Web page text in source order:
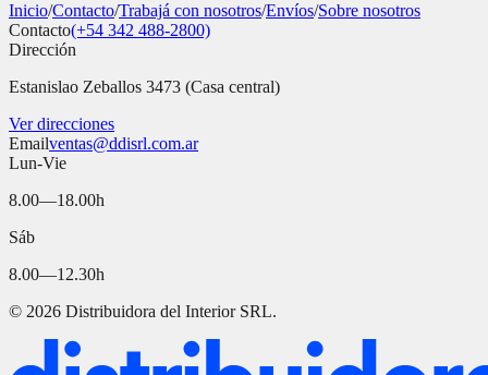
Inicio/Contacto/Trabajá con nosotros/Envíos/Sobre nosotros
Contacto(+54 342 488-2800)
Dirección
Estanislao Zeballos 3473 (Casa central)
Ver direcciones
Emailventas@ddisrl.com.ar
Lun-Vie
8.00—18.00h
Sáb
8.00—12.30h
© 2026 Distribuidora del Interior SRL.